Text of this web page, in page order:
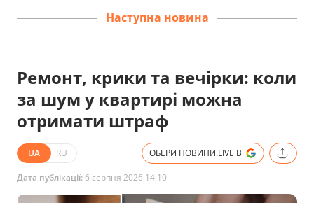
Наступна новина
Ремонт, крики та вечірки: коли
за шум у квартирі можна
отримати штраф
UA RU ОБЕРИ НОВИНИ.LIVE В
Дата публікації: 6 серпня 2026 14:10